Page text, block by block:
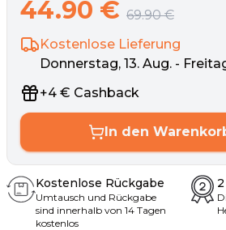
44.90 € 69.90 €
Kostenlose Lieferung
Donnerstag, 13. Aug. -
+4 € Cashback
In den
Kostenlose Rückgabe
Umtausch und Rückgabe
sind innerhalb von 14 Tagen
kostenlos